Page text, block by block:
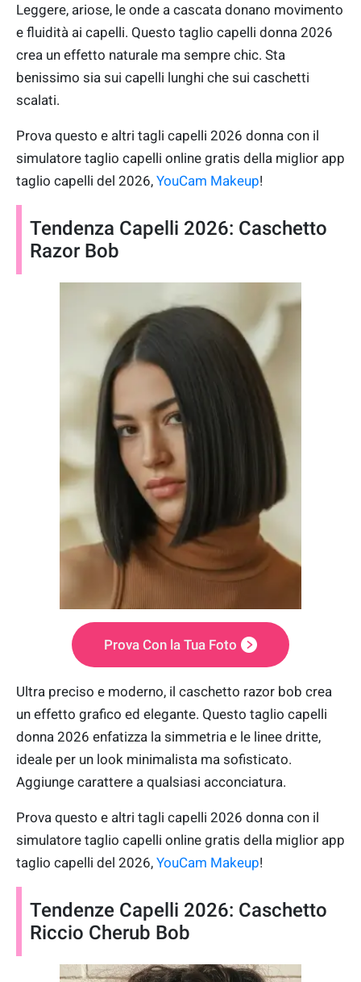
Leggere, ariose, le onde a cascata donano movimento
e fluidità ai capelli. Questo taglio capelli donna 2026
crea un effetto naturale ma sempre chic. Sta
benissimo sia sui capelli lunghi che sui caschetti
scalati.
Prova questo e altri tagli capelli 2026 donna con il
simulatore taglio capelli online gratis della miglior app
taglio capelli del 2026, YouCam Makeup!
Tendenza Capelli 2026: Caschetto
Razor Bob
Prova Con la Tua Foto
Ultra preciso e moderno, il caschetto razor bob crea
un effetto grafico ed elegante. Questo taglio capelli
donna 2026 enfatizza la simmetria e le linee dritte,
ideale per un look minimalista ma sofisticato.
Aggiunge carattere a qualsiasi acconciatura.
Prova questo e altri tagli capelli 2026 donna con il
simulatore taglio capelli online gratis della miglior app
taglio capelli del 2026, YouCam Makeup!
Tendenze Capelli 2026: Caschetto
Riccio Cherub Bob